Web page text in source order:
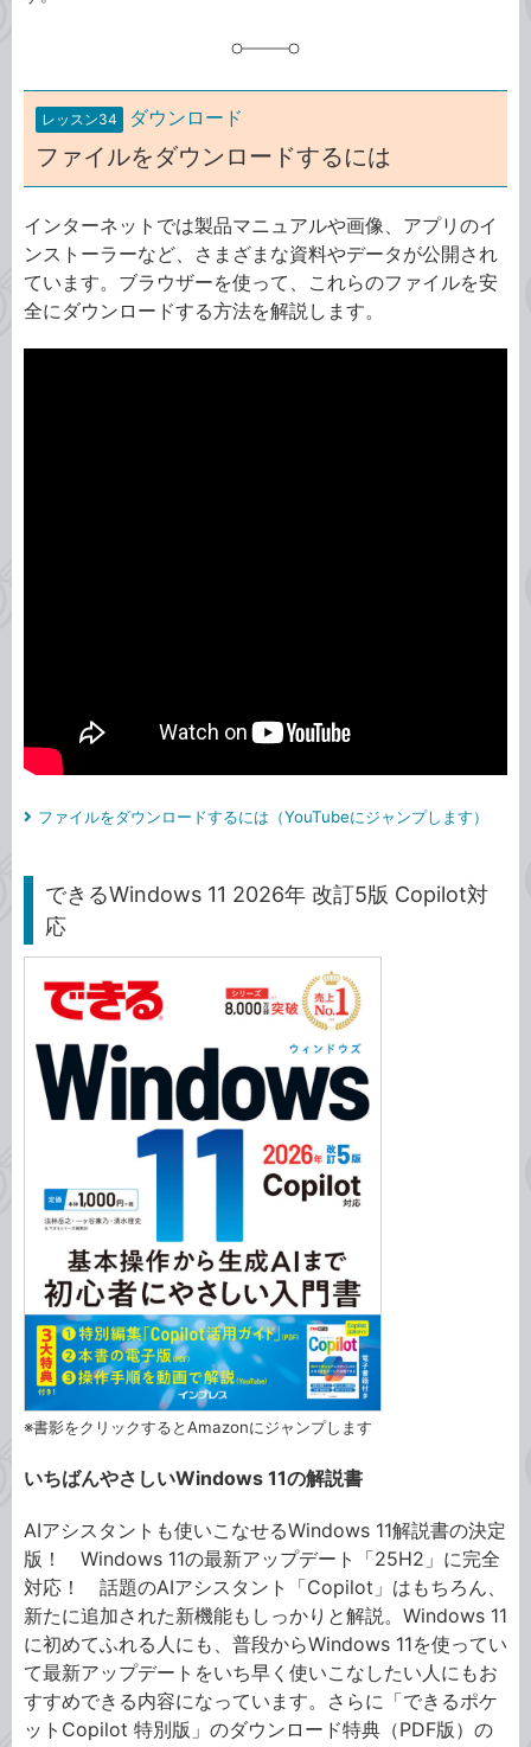
レッスン34 ダウンロード
ファイルをダウンロードするには
インターネットでは製品マニュアルや画像、アプリのイ
ンストーラーなど、さまざまな資料やデータが公開され
ています。ブラウザーを使って、これらのファイルを安
全にダウンロードする方法を解説します。
ファイルをダウンロードするには（YouTubeにジャンプします）
できるWindows 11 2026年 改訂5版 Copilot対
応
※書影をクリックするとAmazonにジャンプします
いちばんやさしいWindows 11の解説書
AIアシスタントも使いこなせるWindows 11解説書の決定
版！ Windows 11の最新アップデート「25H2」に完全
対応！ 話題のAIアシスタント「Copilot」はもちろん、
新たに追加された新機能もしっかりと解説。Windows 11
に初めてふれる人にも、普段からWindows 11を使ってい
て最新アップデートをいち早く使いこなしたい人にもお
すすめできる内容になっています。さらに「できるポケ
ットCopilot 特別版」のダウンロード特典（PDF版）の